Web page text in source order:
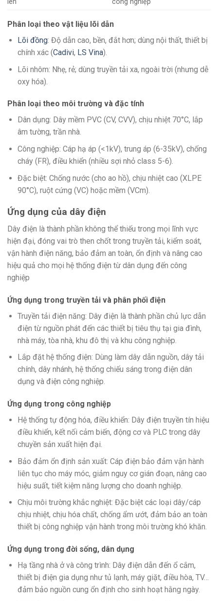
lên công nghiệp ​
Phân loại theo vật liệu lõi dẫn
Lõi đồng: Độ dẫn cao, bền, đắt hơn; dùng nội thất, thiết bị
chính xác (Cadivi, LS Vina).
Lõi nhôm: Nhẹ, rẻ; dùng truyền tải xa, ngoài trời (nhưng dễ
oxy hóa).
Phân loại theo môi trường và đặc tính
Dân dụng: Dây mềm PVC (CV, CVV), chịu nhiệt 70°C, lắp
âm tường, trần nhà.
Công nghiệp: Cáp hạ áp (<1kV), trung áp (6-35kV), chống
cháy (FR), điều khiển (nhiều sợi nhỏ class 5-6).
Đặc biệt: Chống nước (cho ao hồ), chịu nhiệt cao (XLPE
90°C), ruột cứng (VC) hoặc mềm (VCm).
Ứng dụng của dây điện
Dây điện là thành phần không thể thiếu trong mọi lĩnh vực
hiện đại, đóng vai trò then chốt trong truyền tải, kiểm soát,
vận hành điện năng, bảo đảm an toàn, ổn định và nâng cao
hiệu quả cho mọi hệ thống điện từ dân dụng đến công
nghiệp
Ứng dụng trong truyền tải và phân phối điện
Truyền tải điện năng: Dây điện là thành phần chủ lực dẫn
điện từ nguồn phát đến các thiết bị tiêu thụ tại gia đình,
nhà máy, tòa nhà, khu đô thị và khu công nghiệp.
Lắp đặt hệ thống điện: Dùng làm dây dẫn nguồn, dây tải
chính, dây nhánh, hệ thống chiếu sáng trong điện dân
dụng và điện công nghiệp.
Ứng dụng trong công nghiệp
Hệ thống tự động hóa, điều khiển: Dây điện truyền tín hiệu
điều khiển, kết nối cảm biến, động cơ và PLC trong dây
chuyền sản xuất hiện đại.
Bảo đảm ổn định sản xuất: Cáp điện bảo đảm vận hành
liên tục cho máy móc, giảm nguy cơ gián đoạn, nâng cao
hiệu suất, tiết kiệm năng lượng cho doanh nghiệp.
Chịu môi trường khắc nghiệt: Đặc biệt các loại dây/cáp
chịu nhiệt, chịu hóa chất, chống ẩm ướt, đảm bảo an toàn
thiết bị công nghiệp vận hành trong môi trường khó khăn.
Ứng dụng trong đời sống, dân dụng
Hạ tầng nhà ở và công trình: Dây điện dẫn đến ổ cắm,
thiết bị điện gia dụng như tủ lạnh, máy giặt, điều hòa, TV…
đảm bảo nguồn cung ổn định cho sinh hoạt hằng ngày.